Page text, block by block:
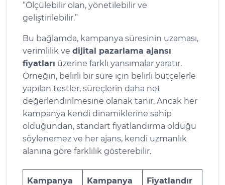
“Ölçülebilir olan, yönetilebilir ve
geliştirilebilir.”
Bu bağlamda, kampanya süresinin uzaması,
verimlilik ve dijital pazarlama ajansı
fiyatları üzerine farklı yansımalar yaratır.
Örneğin, belirli bir süre için belirli bütçelerle
yapılan testler, süreçlerin daha net
değerlendirilmesine olanak tanır. Ancak her
kampanya kendi dinamiklerine sahip
olduğundan, standart fiyatlandırma olduğu
söylenemez ve her ajans, kendi uzmanlık
alanına göre farklılık gösterebilir.
Kampanya Kampanya Fiyatlandır